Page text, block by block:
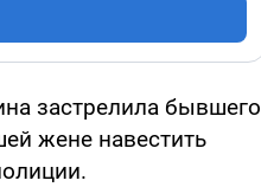
застрелила бывшего
жене навестить